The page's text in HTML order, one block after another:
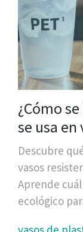
¿Cómo
se usa en
Descubre
vasos
Aprende
ecológico